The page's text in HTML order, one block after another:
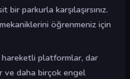
bir parkurla karşılaşırsınız.
öğrenmeniz için
hareketli platformlar, dar
ve daha birçok engel